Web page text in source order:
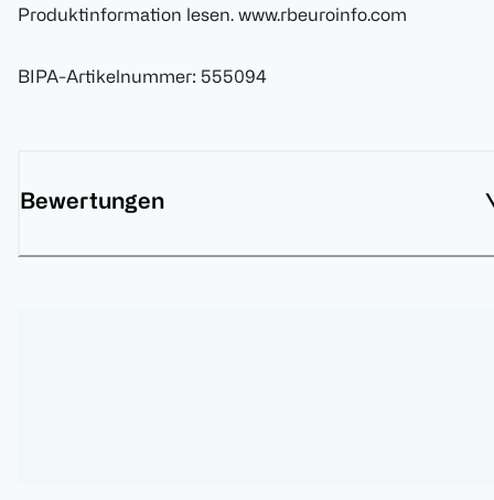
Produktinformation lesen. www.rbeuroinfo.com
BIPA-Artikelnummer: 555094
Bewertungen